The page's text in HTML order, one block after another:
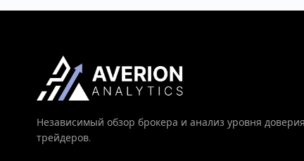
Независимый обзор брокера и анализ уровня доверия
трейдеров.